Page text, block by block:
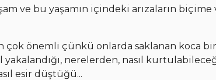
ve bu yaşamın içindeki arızaların biçime
çok önemli çünkü onlarda saklanan koca
nerelerden, nasıl
esir düştüğü...